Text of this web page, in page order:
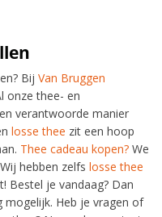
Bij Van Bruggen
onze thee- en
verantwoorde manier
losse thee zit een hoop
Thee cadeau kopen? We
hebben zelfs losse thee
Bestel je vandaag? Dan
mogelijk. Heb je vragen of